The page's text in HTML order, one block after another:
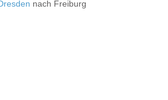
nach Freiburg